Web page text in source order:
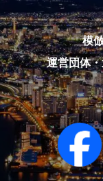
模
運営団体